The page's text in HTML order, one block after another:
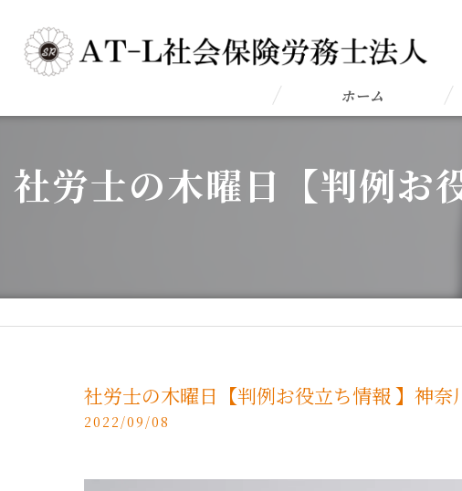
ホーム
社労士の木曜日【判例お
社労士の木曜日【判例お役立ち情報 】神
2022/09/08